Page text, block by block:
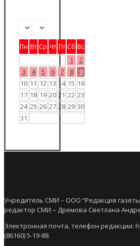
Пн Вт Ср Чт Пт Сб Вс
1
2
3
4 5 6 7 8
9
10 11 12 13 14 15 16
17 18 19 20 21 22 23
24 25 26 27 28 29 30
31
Учредитель СМИ – ООО “Редакция газеты
редактор СМИ – Дремова Светлана
Электронная почта, телефон редакции:
(86160) 5-19-88.